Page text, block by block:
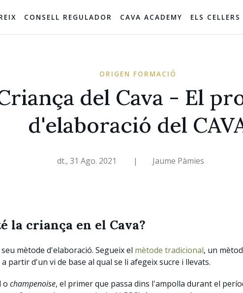
CONSELL REGULADOR CAVA ACADEMY ELS CELLERS
ORIGEN FORMACIÓ
del Cava - El
d'elaboració del
dt., 31 Ago. 2021 | Jaume Pàmies
la criança en el Cava?
mètode d'elaboració. Segueix el mètode tradicional, un
partir d'un vi de base al qual se li afegeix sucre i llevats.
o champenoise, el primer que passa dins l'ampolla durant el